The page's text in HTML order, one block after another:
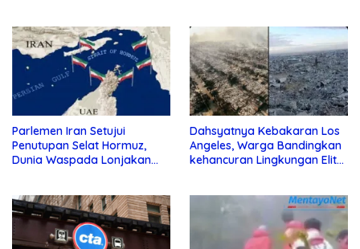
Parlemen Iran Setujui
Penutupan Selat Hormuz,
Dunia Waspada Lonjakan
Dahsyatnya Kebakaran Los
Angeles, Warga Bandingkan
kehancuran Lingkungan Elit